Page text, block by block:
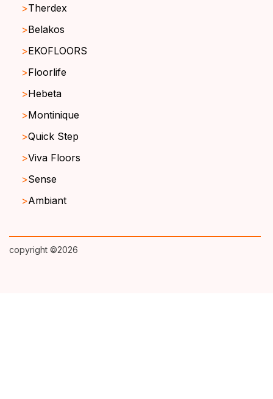
Therdex
Belakos
EKOFLOORS
Floorlife
Hebeta
Montinique
Quick Step
Viva Floors
Sense
Ambiant
copyright ©2026